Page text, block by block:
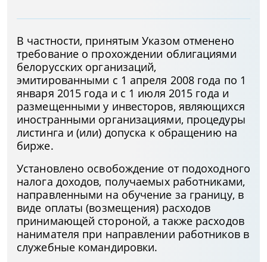
В частности, принятым Указом отменено
требование о прохождении облигациями
белорусских организаций,
эмитированными с 1 апреля 2008 года по 1
января 2015 года и с 1 июля 2015 года и
размещенными у инвесторов, являющихся
иностранными организациями, процедуры
листинга и (или) допуска к обращению на
бирже.
Установлено освобождение от подоходного
налога доходов, получаемых работниками,
направленными на обучение за границу, в
виде оплаты (возмещения) расходов
принимающей стороной, а также расходов
нанимателя при направлении работников в
служебные командировки.